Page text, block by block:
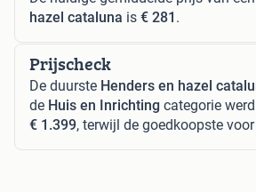
hazel cataluna is € 281 .
Prijscheck
De duurste Henders en hazel
de Huis en Inrichting categorie
€ 1.399, terwijl de goedkoopste voor